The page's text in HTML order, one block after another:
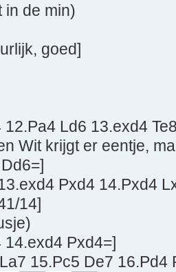
in de min)
goed]
12.Pa4 Ld6 13.exd4
Wit krijgt er eentje,
Pxd4 14.Pxd4
14]
14.exd4 Pxd4=]
15.Pc5 De7 16.Pd4